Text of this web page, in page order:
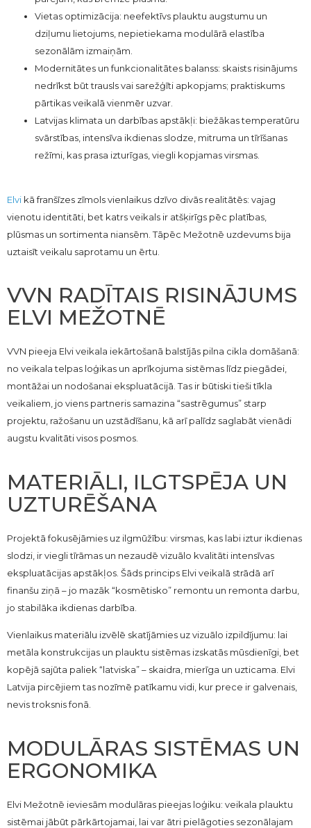
Vietas optimizācija: neefektīvs plauktu augstumu un
dziļumu lietojums, nepietiekama modulārā elastība
sezonālām izmaiņām.
Modernitātes un funkcionalitātes balanss: skaists risinājums
nedrīkst būt trausls vai sarežģīti apkopjams; praktiskums
pārtikas veikalā vienmēr uzvar.
Latvijas klimata un darbības apstākļi: biežākas temperatūru
svārstības, intensīva ikdienas slodze, mitruma un tīrīšanas
režīmi, kas prasa izturīgas, viegli kopjamas virsmas.
Elvi kā franšīzes zīmols vienlaikus dzīvo divās realitātēs: vajag
vienotu identitāti, bet katrs veikals ir atšķirīgs pēc platības,
plūsmas un sortimenta niansēm. Tāpēc Mežotnē uzdevums bija
uztaisīt veikalu saprotamu un ērtu.
VVN RADĪTAIS RISINĀJUMS
ELVI MEŽOTNĒ
VVN pieeja Elvi veikala iekārtošanā balstījās pilna cikla domāšanā:
no veikala telpas loģikas un aprīkojuma sistēmas līdz piegādei,
montāžai un nodošanai ekspluatācijā. Tas ir būtiski tieši tīkla
veikaliem, jo viens partneris samazina “sastrēgumus” starp
projektu, ražošanu un uzstādīšanu, kā arī palīdz saglabāt vienādi
augstu kvalitāti visos posmos.
MATERIĀLI, ILGTSPĒJA UN
UZTURĒŠANA
Projektā fokusējāmies uz ilgmūžību: virsmas, kas labi iztur ikdienas
slodzi, ir viegli tīrāmas un nezaudē vizuālo kvalitāti intensīvas
ekspluatācijas apstākļos. Šāds princips Elvi veikalā strādā arī
finanšu ziņā – jo mazāk “kosmētisko” remontu un remonta darbu,
jo stabilāka ikdienas darbība.
Vienlaikus materiālu izvēlē skatījāmies uz vizuālo izpildījumu: lai
metāla konstrukcijas un plauktu sistēmas izskatās mūsdienīgi, bet
kopējā sajūta paliek “latviska” – skaidra, mierīga un uzticama. Elvi
Latvija pircējiem tas nozīmē patīkamu vidi, kur prece ir galvenais,
nevis troksnis fonā.
MODULĀRAS SISTĒMAS UN
ERGONOMIKA
Elvi Mežotnē ieviesām modulāras pieejas loģiku: veikala plauktu
sistēmai jābūt pārkārtojamai, lai var ātri pielāgoties sezonālajam